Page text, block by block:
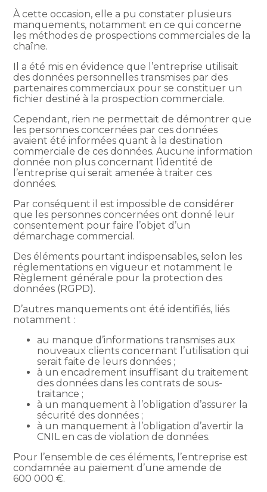
À cette occasion, elle a pu constater plusieurs
manquements, notamment en ce qui concerne
les méthodes de prospections commerciales de la
chaîne.
Il a été mis en évidence que l’entreprise utilisait
des données personnelles transmises par des
partenaires commerciaux pour se constituer un
fichier destiné à la prospection commerciale.
Cependant, rien ne permettait de démontrer que
les personnes concernées par ces données
avaient été informées quant à la destination
commerciale de ces données. Aucune information
donnée non plus concernant l’identité de
l’entreprise qui serait amenée à traiter ces
données.
Par conséquent il est impossible de considérer
que les personnes concernées ont donné leur
consentement pour faire l’objet d’un
démarchage commercial.
Des éléments pourtant indispensables, selon les
réglementations en vigueur et notamment le
Règlement générale pour la protection des
données (RGPD).
D’autres manquements ont été identifiés, liés
notamment :
au manque d’informations transmises aux
nouveaux clients concernant l’utilisation qui
serait faite de leurs données ;
à un encadrement insuffisant du traitement
des données dans les contrats de sous-
traitance ;
à un manquement à l’obligation d’assurer la
sécurité des données ;
à un manquement à l’obligation d’avertir la
CNIL en cas de violation de données.
Pour l’ensemble de ces éléments, l’entreprise est
condamnée au paiement d’une amende de
600 000 €.